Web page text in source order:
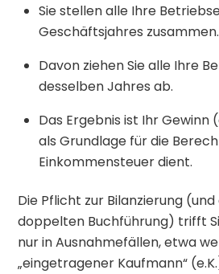
Sie stellen alle Ihre
Geschäftsjahres zusammen.
Davon ziehen Sie alle Ihre
desselben Jahres ab.
Das Ergebnis ist Ihr
als Grundlage für die
Einkommensteuer dient.
Die Pflicht zur Bilanzierung
doppelten Buchführung) trifft
nur in Ausnahmefällen, etwa
„eingetragener Kaufmann“